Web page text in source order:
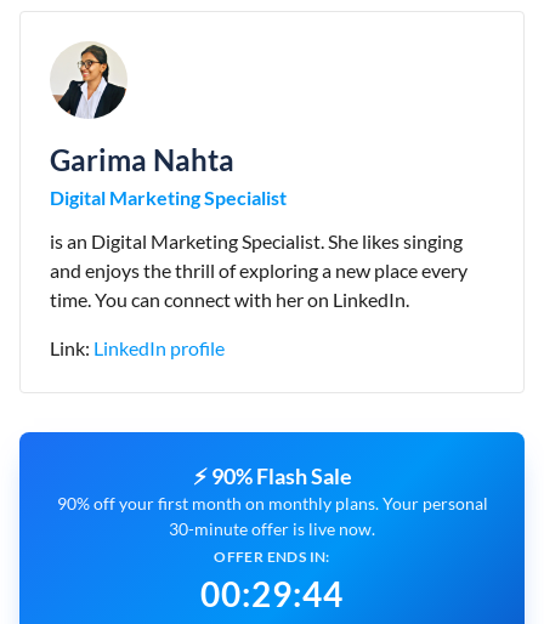
Garima Nahta
Digital Marketing Specialist
is an Digital Marketing Specialist. She likes singing
and enjoys the thrill of exploring a new place every
time. You can connect with her on LinkedIn.
Link: LinkedIn profile
⚡ 90% Flash Sale
90% off your first month on monthly plans. Your personal
30-minute offer is live now.
OFFER ENDS IN:
00:29:43